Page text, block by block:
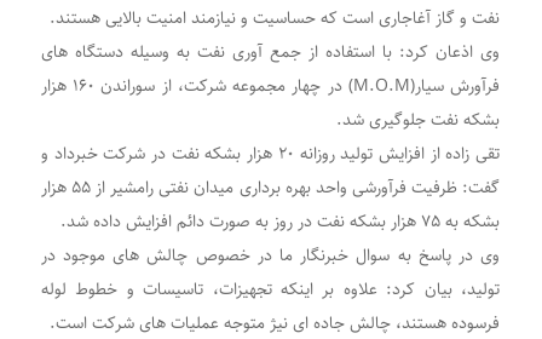
نفت و گاز آغاجاری است که حساسیت و نیازمند امنیت بالایی هستند.
وی اذعان کرد: با استفاده از جمع آوری نفت به وسیله دستگاه های
فرآورش سیار(M.O.M) در چهار مجموعه شرکت، از سوراندن ۱۶٠ هزار
بشکه نفت جلوگیری شد.
تقی زاده از افزایش تولید روزانه ۲٠ هزار بشکه نفت در شرکت خبرداد و
گفت: ظرفیت فرآورشی واحد بهره برداری میدان نفتی رامشیر از ۵۵ هزار
بشکه به ۷۵ هزار بشکه نفت در روز به صورت دائم افزایش داده شد.
وی در پاسخ به سوال خبرنگار ما در خصوص چالش های موجود در
تولید، بیان کرد: علاوه بر اینکه تجهیزات، تاسیسات و خطوط لوله
فرسوده هستند، چالش جاده ای نیژ متوجه عملیات های شرکت است.